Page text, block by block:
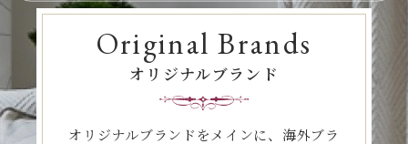
Original Brands
オリジナルブランド
オリジナルブランドをメインに、海外ブラ